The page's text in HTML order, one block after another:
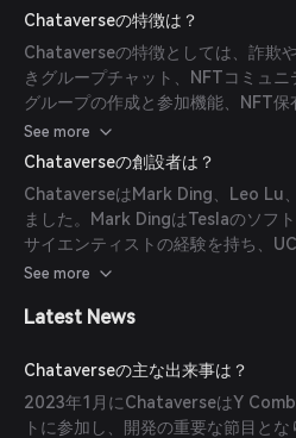
ティイベントを管理することがすべ
Chataverseの特徴は？
Chataverseの特徴としては、詐欺
きグループチャット、NFTコミュ
グループの作成と参加機能、NFT
クションできるフィード、投票やエ
どの統合されたコミュニティ管理ツ
「Chataccount」によるWeb3ソー
げられます。
See more
Chataverseの創設者は？
ChataverseはMark Ding、Leo Lu
ました。Mark DingはTeslaのソフ
サイエンティストの経験を持ち、
ンピュータサイエンスの修士号を取
た。Sam DingはAppleとMealMeで
See more
Latest News
Chataverseの主な出来事は？
2023年1月にChataverseはY
トに参加し、開発の重要な節目と